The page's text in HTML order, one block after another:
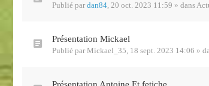
Publié par dan84, 20 oct. 2023 11:59 » dans
Présentation Mickael
Publié par Mickael_35, 18 sept. 2023 14:06 »